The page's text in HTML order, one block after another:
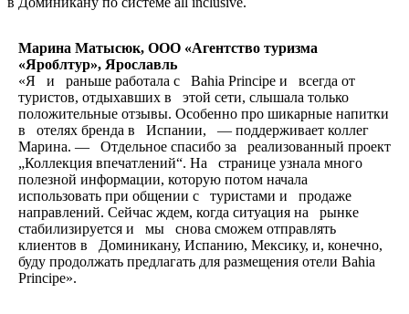
Марина Матысюк, ООО «Агентство туризма
«Яроблтур», Ярославль
«Я и раньше работала с Bahia Principe и всегда от
туристов, отдыхавших в этой сети, слышала только
положительные отзывы. Особенно про шикарные напитки
в отелях бренда в Испании, — поддерживает коллег
Марина. — Отдельное спасибо за реализованный проект
„Коллекция впечатлений“. На странице узнала много
полезной информации, которую потом начала
использовать при общении с туристами и продаже
направлений. Сейчас ждем, когда ситуация на рынке
стабилизируется и мы снова сможем отправлять
клиентов в Доминикану, Испанию, Мексику, и, конечно,
буду продолжать предлагать для размещения отели Bahia
Principe».